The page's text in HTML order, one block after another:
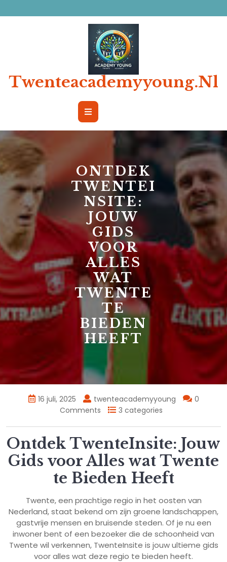
naar
Twenteacademyyoung.nl
Open
Button
ONTDEK
TWENTEI
NSITE:
JOUW
GIDS
VOOR
ALLES
WAT
TWENTE
TE
BIEDEN
HEEFT
16 juli, 2025 twenteacademyyoung
0
Comments
3 categories
Ontdek TwenteInsite: Jouw
Gids voor Alles wat Twente
te Bieden Heeft
Twente, een prachtige regio in het oosten van
Nederland, staat bekend om zijn groene landschappen,
gastvrije mensen en bruisende steden. Of je nu een
inwoner bent of een bezoeker die de schoonheid van
Twente wil verkennen, TwenteInsite is jouw ultieme gids
voor alles wat deze regio te bieden heeft.